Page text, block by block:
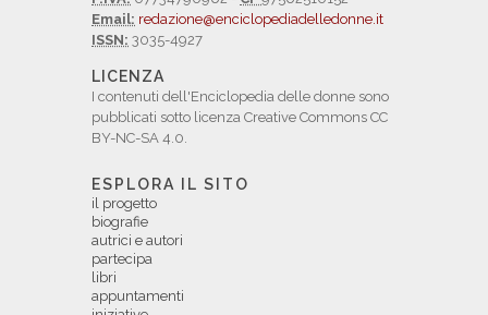
Email: redazione@enciclopediadelledonne.it
ISSN: 3035-4927
LICENZA
I contenuti dell'Enciclopedia delle donne sono
pubblicati sotto licenza Creative Commons CC
BY-NC-SA 4.0.
ESPLORA IL SITO
il progetto
biografie
autrici e autori
partecipa
libri
appuntamenti